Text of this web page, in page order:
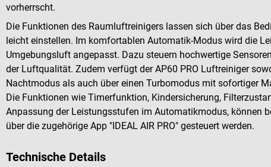
vorherrscht.
Die Funktionen des Raumluftreinigers lassen sich über das
leicht einstellen. Im komfortablen Automatik-Modus wird die
Umgebungsluft angepasst. Dazu steuern hochwertige
der Luftqualität. Zudem verfügt der AP60 PRO Luftreiniger
Nachtmodus als auch über einen Turbomodus mit sofortiger
Die Funktionen wie Timerfunktion, Kindersicherung,
Anpassung der Leistungsstufen im Automatikmodus, können
über die zugehörige App "IDEAL AIR PRO" gesteuert werden.
Technische Details